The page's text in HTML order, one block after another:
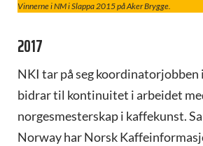
Vinnerne i NM i Slappa 2015 på Aker Brygge.
2017
NKI tar på seg koordinatorjobben
bidrar til kontinuitet i arbeidet
norgesmesterskap i kaffekunst.
Norway har Norsk